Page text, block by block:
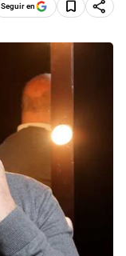
Seguir en